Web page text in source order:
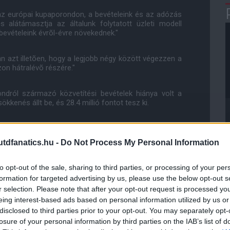
- Do Not Process My Personal Information
opt-out of the sale, sharing to third parties, or processing of your
for targeted advertising by us, please use the below opt-out
selection. Please note that after your opt-out request is processed
interest-based ads based on personal information utilized by us
to third parties prior to your opt-out. You may separately
of your personal information by third parties on the IAB’s list of
európai kupaporondon, a bevételeink és az adózás
alátámasztja az általunk folytatott üzleti modell
évrõl-évre növekednek."
azt illetõen, hogy a legjobb négy között végezzen a
hátralévõ részére."
származó közvetítési bevételek hiánya volt a
állt be, és 28.4 millió fontot tesz ki.
illetõen 2.9 millió fontos csökkenés volt
az elõzõ szezonhoz képest szûkebb lett a csapat
on is!
és iOS-re!
működését!